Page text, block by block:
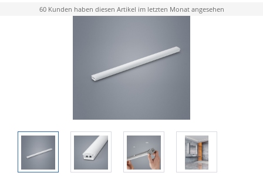
60 Kunden haben diesen Artikel im letzten Monat angesehen